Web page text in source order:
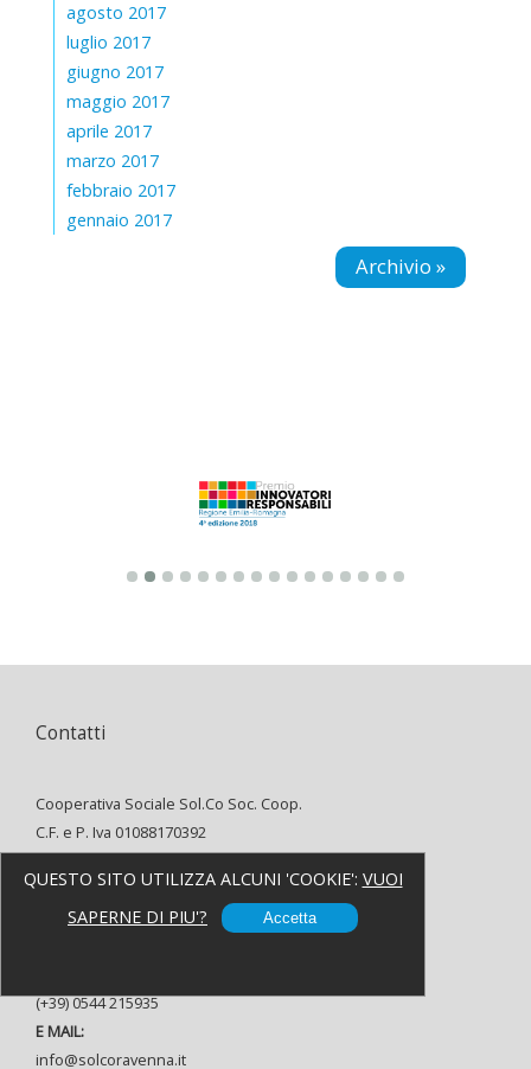
QUESTO SITO UTILIZZA ALCUNI 'COOKIE': VUOI
SAPERNE DI PIU'?
Accetta
agosto 2017
luglio 2017
giugno 2017
maggio 2017
aprile 2017
marzo 2017
febbraio 2017
gennaio 2017
Archivio »
Contatti
Cooperativa Sociale Sol.Co Soc. Coop.
C.F. e P. Iva 01088170392
INDIRIZZO:
Via Alfredo Oriani, 8 48121 Ravenna
TELEFONO:
(+39) 0544 215935
E MAIL:
info@solcoravenna.it